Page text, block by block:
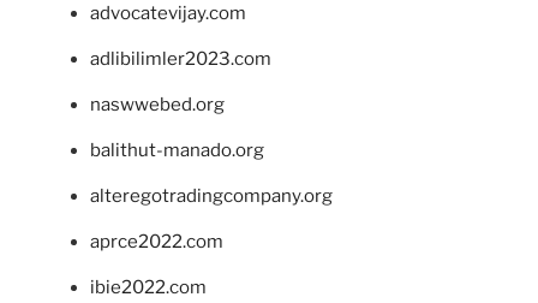
advocatevijay.com
adlibilimler2023.com
naswwebed.org
balithut-manado.org
alteregotradingcompany.org
aprce2022.com
ibie2022.com